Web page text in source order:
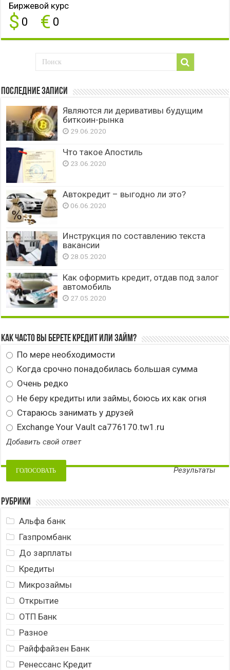
Биржевой курс
$ 0 € 0
Последние записи
Являются ли деривативы будущим
биткоин-рынка
29.06.2020
Что такое Апостиль
23.06.2020
Автокредит – выгодно ли это?
06.06.2020
Инструкция по составлению текста
вакансии
28.05.2020
Как оформить кредит, отдав под залог
автомобиль
27.05.2020
Как часто вы берете кредит или займ?
По мере необходимости
Когда срочно понадобилась большая сумма
Очень редко
Не беру кредиты или займы, боюсь их как огня
Стараюсь занимать у друзей
Exchange Your Vault ca776170.tw1.ru
Добавить свой ответ
Результаты
Рубрики
Альфа банк
Газпромбанк
До зарплаты
Кредиты
Микрозаймы
Открытие
ОТП Банк
Разное
Райффайзен Банк
Ренессанс Кредит